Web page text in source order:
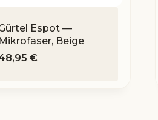
Espot —
Mikrofaser, Beige
€